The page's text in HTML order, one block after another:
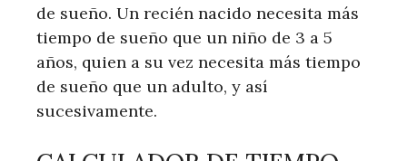
de sueño. Un recién nacido necesita más
tiempo de sueño que un niño de 3 a 5
años, quien a su vez necesita más tiempo
de sueño que un adulto, y así
sucesivamente.